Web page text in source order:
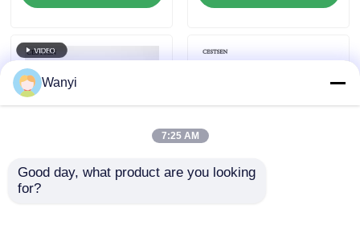
Cihazı
Wanyi
7:25 AM
Good day, what product are you looking
for?